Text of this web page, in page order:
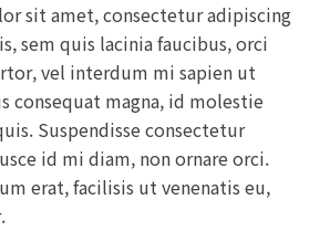
sit amet, consectetur adipiscing
sem quis lacinia faucibus, orci
vel interdum mi sapien ut
consequat magna, id molestie
Suspendisse consectetur
id mi diam, non ornare orci.
erat, facilisis ut venenatis eu,